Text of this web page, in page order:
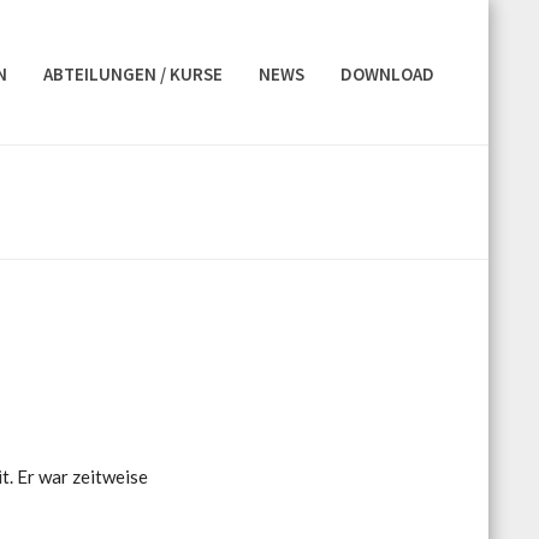
ABTEILUNGEN / KURSE NEWS DOWNLOAD
Er war zeitweise